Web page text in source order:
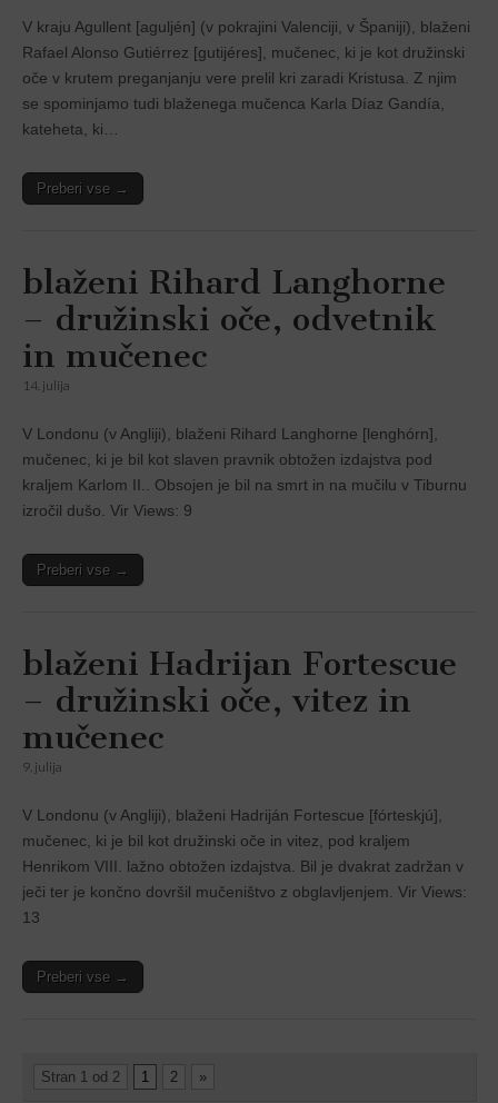
V kraju Agullent [aguljén] (v pokrajini Valenciji, v Španiji), blaženi
Rafael Alonso Gutiérrez [gutijéres], mučenec, ki je kot družinski
oče v krutem preganjanju vere prelil kri zaradi Kristusa. Z njim
se spominjamo tudi blaženega mučenca Karla Díaz Gandía,
kateheta, ki…
Preberi vse →
blaženi Rihard Langhorne
– družinski oče, odvetnik
in mučenec
14. julija
V Londonu (v Angliji), blaženi Rihard Langhorne [lenghórn],
mučenec, ki je bil kot slaven pravnik obtožen izdajstva pod
kraljem Karlom II.. Obsojen je bil na smrt in na mučilu v Tiburnu
izročil dušo. Vir Views: 9
Preberi vse →
blaženi Hadrijan Fortescue
– družinski oče, vitez in
mučenec
9. julija
V Londonu (v Angliji), blaženi Hadriján Fortescue [fórteskjú],
mučenec, ki je bil kot družinski oče in vitez, pod kraljem
Henrikom VIII. lažno obtožen izdajstva. Bil je dvakrat zadržan v
ječi ter je končno dovršil mučeništvo z obglavljenjem. Vir Views:
13
Preberi vse →
Stran 1 od 2 1 2 »